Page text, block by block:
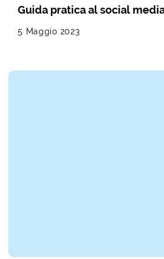
Guida pratica al social
5 Maggio 2023